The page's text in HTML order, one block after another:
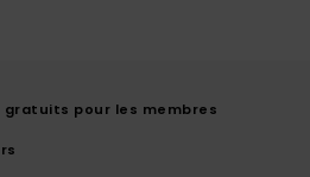
pour les membres